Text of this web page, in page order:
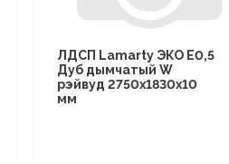
ЛДСП Lamarty ЭКО E0,5
Дуб дымчатый W
рэйвуд 2750х1830х10
мм